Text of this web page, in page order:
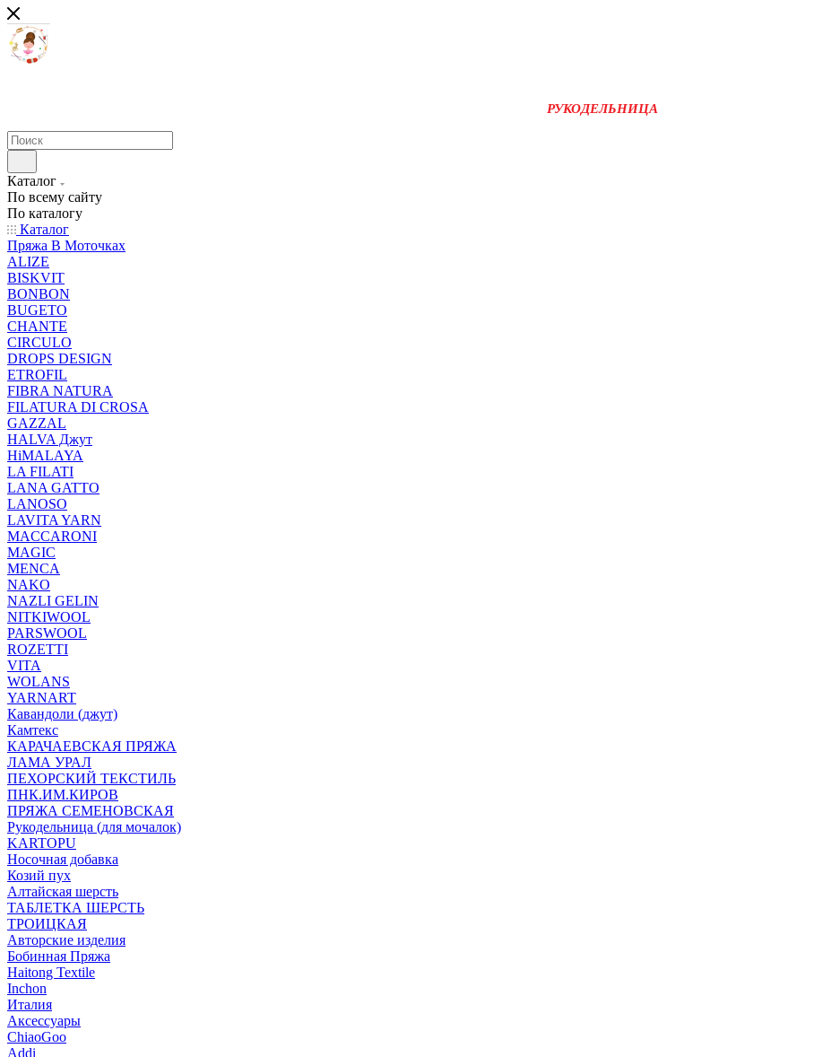
РУКОДЕЛЬНИЦА
Каталог
По всему сайту
По каталогу
Каталог
Пряжа В Моточках
ALIZE
BISKVIT
BONBON
BUGETO
CHANTE
CIRCULO
DROPS DESIGN
ETROFIL
FIBRA NATURA
FILATURA DI CROSA
GAZZAL
HALVA Джут
HiMALAYA
LA FILATI
LANA GATTO
LANOSO
LAVITA YARN
MACCARONI
MAGIC
MENCA
NAKO
NAZLI GELIN
NITKIWOOL
PARSWOOL
ROZETTI
VITA
WOLANS
YARNART
Кавандоли (джут)
Камтекс
КАРАЧАЕВСКАЯ ПРЯЖА
ЛАМА УРАЛ
ПЕХОРСКИЙ ТЕКСТИЛЬ
ПНК.ИМ.КИРОВ
ПРЯЖА СЕМЕНОВСКАЯ
Рукодельница (для мочалок)
KARTOPU
Носочная добавка
Козий пух
Алтайская шерсть
ТАБЛЕTКА ШЕРСТЬ
ТРОИЦКАЯ
Авторские изделия
Бобинная Пряжа
Haitong Textilе
Inchon
Италия
Аксессуары
ChiaoGoo
Addi